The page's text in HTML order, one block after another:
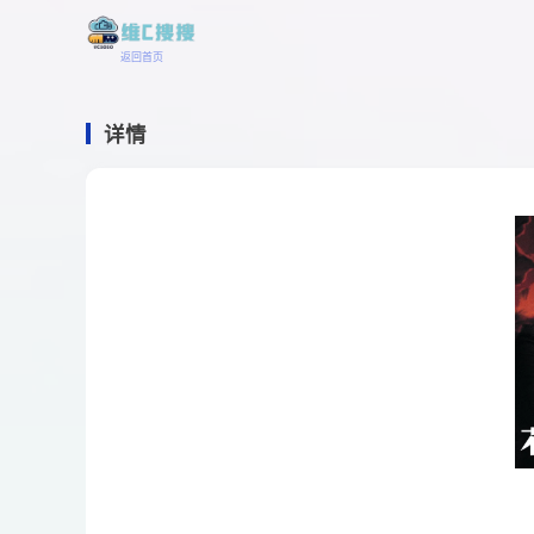
返回首页
详情